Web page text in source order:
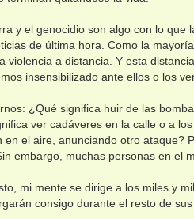
y el genocidio son algo con lo
de última hora. Como la
violencia a distancia. Y esta
insensibilizado ante ellos o los
¿Qué significa huir de las
ver cadáveres en la calle o a
en el aire, anunciando otro ataque?
embargo, muchas personas en el
mi mente se dirige a los miles y
consigo durante el resto de